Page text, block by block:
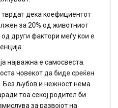
тврдат дека коефициентот
за 20% од животниот
други фактори меѓу кои е
најважна е самосвеста.
човекот да биде среќен
Без љубов и нежност нема
тоа секој родител би
за развојот на